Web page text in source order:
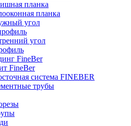
планка
планка
угол
угол
FineBer
FineBer
система FINEBER
трубы